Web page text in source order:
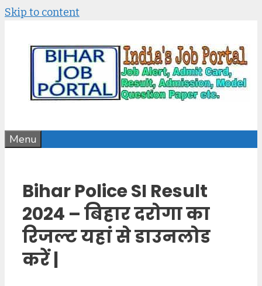
Skip to content
Menu
Bihar Police SI Result
2024 – बिहार दरोगा का
रिजल्ट यहां से डाउनलोड
करें |